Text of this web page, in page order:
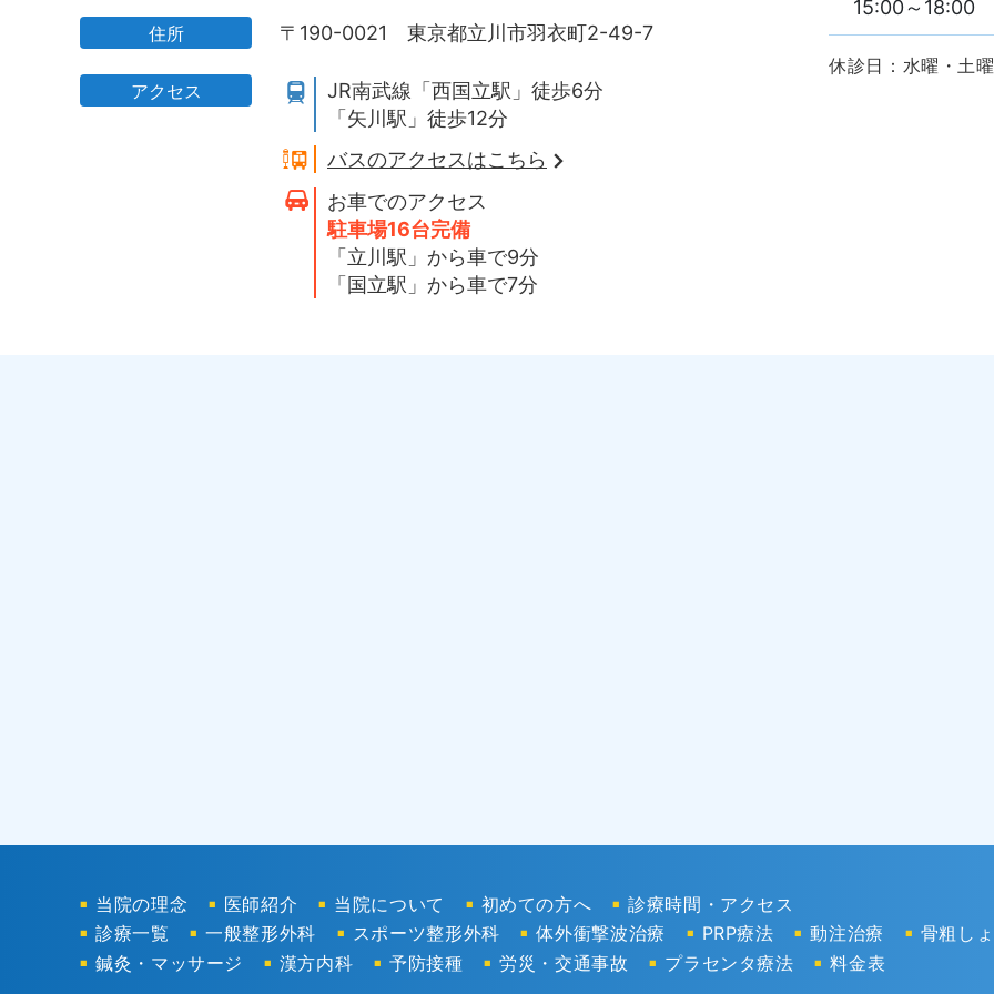
住所 〒190-0021 東京都立川市羽衣町2-49-7
アクセス
JR南武線「西国立駅」徒歩6分
「矢川駅」徒歩12分
バスのアクセスはこちら
お車でのアクセス
駐車場16台完備
「立川駅」から車で9分
「国立駅」から車で7分
15:00～18:00
休診日：水曜・土
当院の理念 医師紹介 当院について 初めての方へ
診療時間・アクセス
診療一覧
一般整形外科 スポーツ整形外科 体外衝撃波治療 PRP療法 動注治療 骨粗し
鍼灸・マッサージ
漢方内科 予防接種 労災・交通事故 プラセンタ療法 料金表